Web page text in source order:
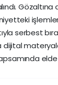
Gözaltına
serbest
dijital